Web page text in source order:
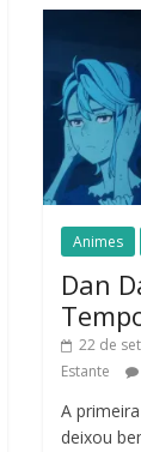
Animes
Dan
22 de
Estante
A
deixou